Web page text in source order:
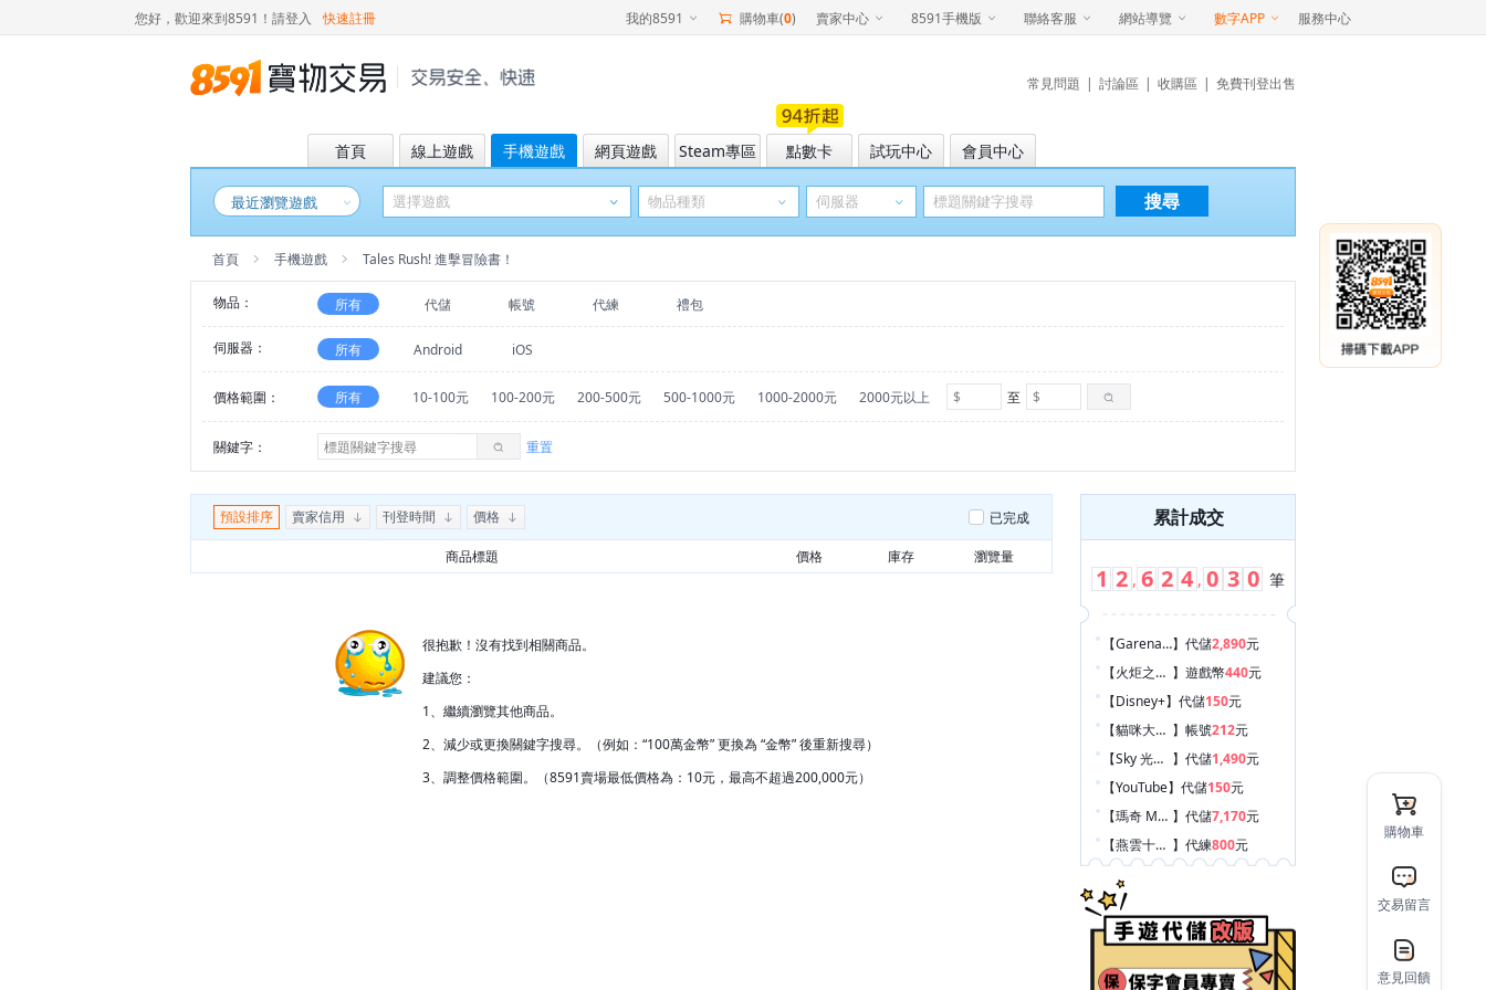
您好，歡迎來到8591！ 請登入 快速註冊 我的8591 購物車(0) 賣家中心 8591手機版 聯絡客服 網站導覽 數字APP 服務中心
常見問題 | 討論區 | 收購區 | 免費刊登出售
首頁 線上遊戲 手機遊戲 網頁遊戲 Steam專區 點數卡 試玩中心 會員中心
最近瀏覽遊戲 搜尋
首頁 手機遊戲 Tales Rush! 進擊冒險書！
物品： 所有 代儲 帳號 代練 禮包
伺服器： 所有 Android iOS
價格範圍： 所有 10-100元 100-200元 200-500元 500-1000元 1000-2000元 2000元以上 至
關鍵字： 重置
預設排序 賣家信用 刊登時間 價格 已完成
商品標題 價格 庫存 瀏覽量
很抱歉！沒有找到相關商品。
建議您：
1、繼續瀏覽其他商品。
2、減少或更換關鍵字搜尋。（例如：“100萬金幣” 更換為 “金幣” 後重新搜尋）
3、調整價格範圍。（8591賣場最低價格為：10元，最高不超過200,000元）
累計成交
1 2 , 6 2 4 , 0 3 0 筆
【Garena 傳說對決】 代儲2,890元
【火炬之光：無限 】 遊戲幣440元
【Disney+】 代儲150元
【貓咪大戰爭 】 帳號212元
【Sky 光遇 Sky: Children of the Light 】 代儲1,490元
【YouTube】 代儲150元
【瑪奇 Mobile 】 代儲7,170元
【燕雲十六聲 】 代練800元
【絕區零】代儲2,430元
元
購物車
交易留言
意見回饋